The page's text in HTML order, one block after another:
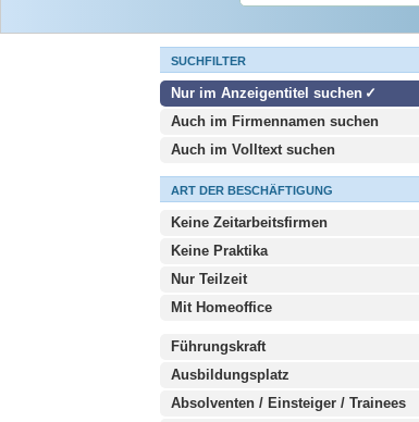
SUCHFILTER
Nur im Anzeigentitel suchen
Auch im Firmennamen suchen
Auch im Volltext suchen
ART DER BESCHÄFTIGUNG
Keine Zeitarbeitsfirmen
Keine Praktika
Nur Teilzeit
Mit Homeoffice
Führungskraft
Ausbildungsplatz
Absolventen / Einsteiger / Trainees